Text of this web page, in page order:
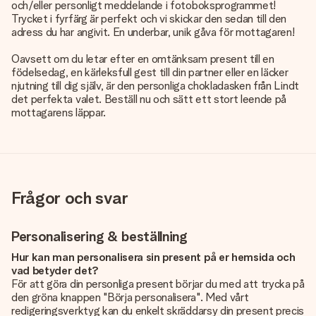
och/eller personligt meddelande i fotoboksprogrammet!
Trycket i fyrfärg är perfekt och vi skickar den sedan till den
adress du har angivit. En underbar, unik gåva för mottagaren!
Oavsett om du letar efter en omtänksam present till en
födelsedag, en kärleksfull gest till din partner eller en läcker
njutning till dig själv, är den personliga chokladasken från Lindt
det perfekta valet. Beställ nu och sätt ett stort leende på
mottagarens läppar.
Frågor och svar
Personalisering & beställning
Hur kan man personalisera sin present på er hemsida och
vad betyder det?
För att göra din personliga present börjar du med att trycka på
den gröna knappen "Börja personalisera". Med vårt
redigeringsverktyg kan du enkelt skräddarsy din present precis